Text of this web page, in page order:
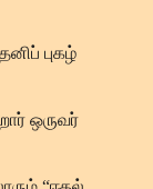
புகழ்
ஒருவர்